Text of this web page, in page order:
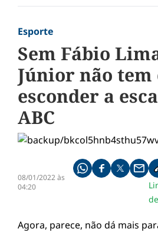
Esporte
Sem Fábio
Júnior não tem
esconder a
ABC
08/01/2022 às
04:20
Compartilhe pelo
Compartilhar no
Agora, parece, não dá mais